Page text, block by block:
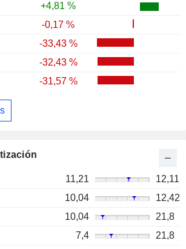
+4,81 %
-0,17 %
-33,43 %
-32,43 %
-31,57 %
11,21
12,11
10,04
12,42
10,04
21,8
7,4
21,8